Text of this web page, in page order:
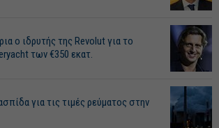
ο ιδρυτής της Revolut για το
των €350 εκατ.
για τις τιμές ρεύματος στην